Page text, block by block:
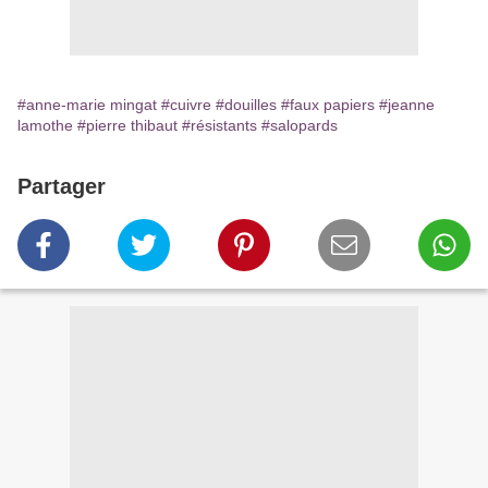
#anne-marie mingat #cuivre #douilles #faux papiers #jeanne
lamothe #pierre thibaut #résistants #salopards
Partager